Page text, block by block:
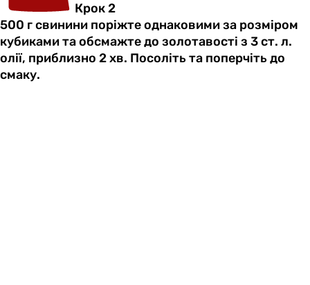
Крок 2
500 г свинини поріжте однаковими за розміром
кубиками та обсмажте до золотавості з 3 ст. л.
олії, приблизно 2 хв. Посоліть та поперчіть до
смаку.